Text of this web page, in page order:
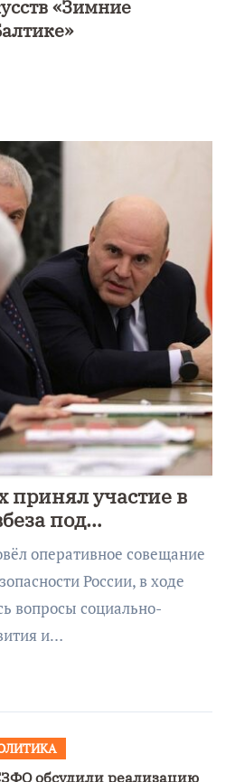
«Зимние
принял участие в
под
оперативное совещание
России, в ходе
вопросы социально-
и…
обсудили реализацию